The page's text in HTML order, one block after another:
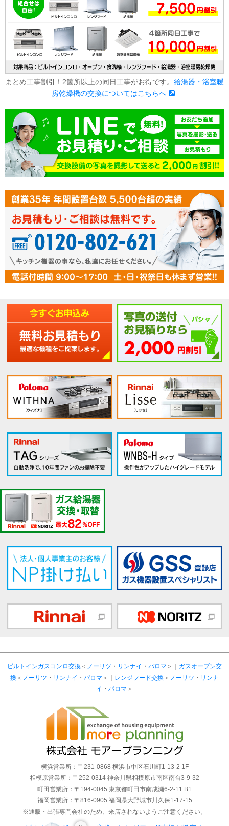
まとめ工事割引！2箇所以上の同日工事がお得です。 給湯器・浴室暖
房乾燥機の交換についてはこちらへ
ビルトインガスコンロ交換 ＜ ノーリツ ・ リンナイ ・ パロマ ＞｜ ガスオーブン交
換 ＜ ノーリツ ・ リンナイ ・ パロマ ＞｜ レンジフード交換 ＜ ノーリツ ・ リンナ
イ ・ パロマ ＞
横浜営業所：〒231-0868 横浜市中区石川町1-13-2 1F
相模原営業所：〒252-0314 神奈川県相模原市南区南台3-9-32
町田営業所：〒194-0045 東京都町田市南成瀬6-2-11 B1
福岡営業所：〒816-0905 福岡県大野城市川久保1-17-15
※通販・出張専門会社のため、来店されないようご注意ください。